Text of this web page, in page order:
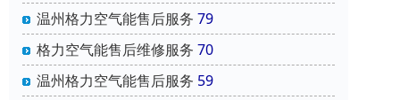
温州格力空气能售后服务 79
格力空气能售后维修服务 70
温州格力空气能售后服务 59